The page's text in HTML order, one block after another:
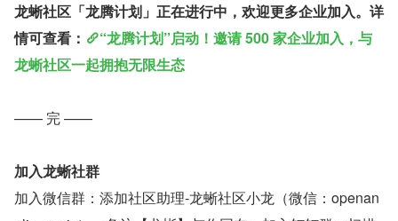
龙蜥社区「龙腾计划」正在进行中，欢迎更多企业加入。详
情可查看：
“龙腾计划”启动！邀请 500 家企业加入，与
龙蜥社区一起拥抱无限生态
—— 完 ——
加入龙蜥社群
加入微信群：添加社区助理-龙蜥社区小龙（微信：openan